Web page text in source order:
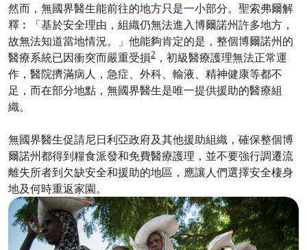
然而，無國界醫生能前往的地方只是一小部分。聖索弗爾解
釋︰「基於安全理由，組織仍無法進入博爾諾州許多地方，
故無法知道當地情況。」他能夠肯定的是，整個博爾諾州的
醫療系統已因衝突而嚴重受損2 ，初級醫療護理無法正常運
作，醫院擠滿病人，急症、外科、輸液、精神健康等都不
足，而在部分地點，無國界醫生是唯一提供援助的醫療組
織。
無國界醫生促請尼日利亞政府及其他援助組織，確保整個博
爾諾州都得到糧食派發和免費醫療護理，並不要強行調遷流
離失所者到欠缺安全和援助的地區，應讓人們選擇安全棲身
地及何時重返家園。